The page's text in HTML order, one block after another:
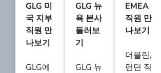
GLG 미
국 지부
직원 만
나보기
GLG에
GLG 뉴
욕 본사
둘러보
기
GLG 뉴
EMEA
직원 만
나보기
더블린,
런던 직